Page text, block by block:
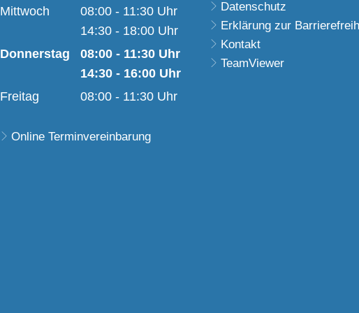
Von 08:00 bis 11:30 Uhr
Mittwoch 08:00 - 11:30 Uhr
Von 08:00 bis 11:30 Uhr
14:30 - 18:00 Uhr
Von 14:30 bis 18:00 Uhr
Donnerstag 08:00 - 11:30 Uhr
Von 08:00 bis 11:30 Uhr
14:30 - 16:00 Uhr
Von 14:30 bis 16:00 Uhr
Freitag 08:00 - 11:30 Uhr
Online Terminvereinbarung
Datenschutz
Erklärung zur
Kontakt
TeamViewer